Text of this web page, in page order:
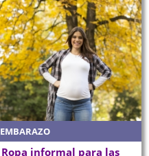
EMBARAZO
Ropa informal para las